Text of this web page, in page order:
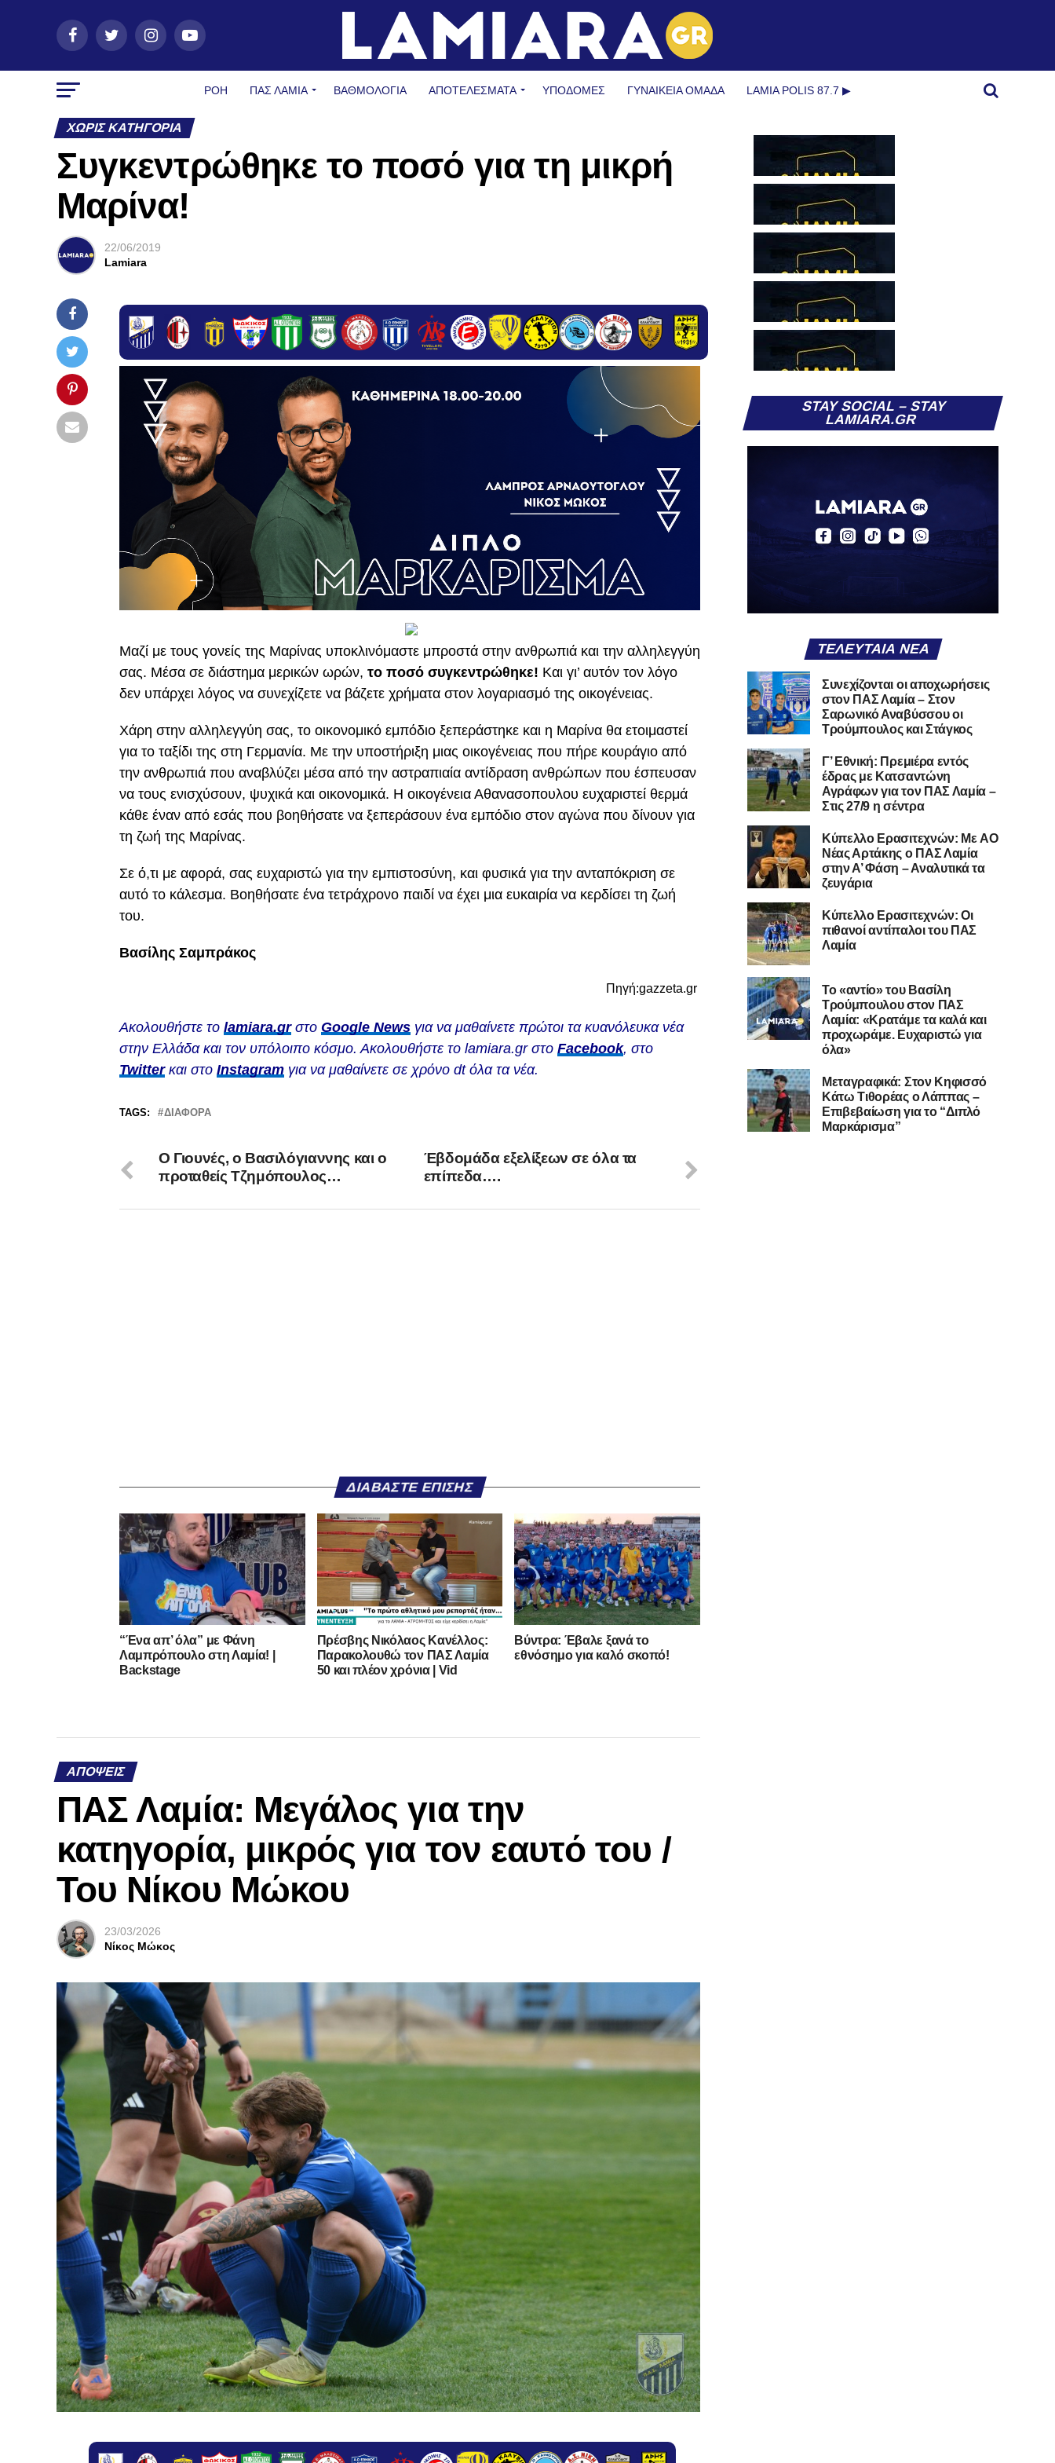
ΡΟΗ ΠΑΣ ΛΑΜΊΑ ΒΑΘΜΟΛΟΓΙΑ ΑΠΟΤΕΛΕΣΜΑΤΑ ΥΠΟΔΟΜΈΣ ΓΥΝΑΙΚΕΊΑ ΟΜΆΔΑ LAMIA POLIS 87.7 ▶︎
ΧΩΡΊΣ ΚΑΤΗΓΟΡΊΑ
Συγκεντρώθηκε το ποσό για τη μικρή
Μαρίνα!
22/06/2019
Lamiara
Μαζί με τους γονείς της Μαρίνας υποκλινόμαστε μπροστά στην ανθρωπιά και την αλληλεγγύη
σας. Μέσα σε διάστημα μερικών ωρών, το ποσό συγκεντρώθηκε! Και γι’ αυτόν τον λόγο
δεν υπάρχει λόγος να συνεχίζετε να βάζετε χρήματα στον λογαριασμό της οικογένειας.
Χάρη στην αλληλεγγύη σας, το οικονομικό εμπόδιο ξεπεράστηκε και η Μαρίνα θα ετοιμαστεί
για το ταξίδι της στη Γερμανία. Με την υποστήριξη μιας οικογένειας που πήρε κουράγιο από
την ανθρωπιά που αναβλύζει μέσα από την αστραπιαία αντίδραση ανθρώπων που έσπευσαν
να τους ενισχύσουν, ψυχικά και οικονομικά. Η οικογένεια Αθανασοπουλου ευχαριστεί θερμά
κάθε έναν από εσάς που βοηθήσατε να ξεπεράσουν ένα εμπόδιο στον αγώνα που δίνουν για
τη ζωή της Μαρίνας.
Σε ό,τι με αφορά, σας ευχαριστώ για την εμπιστοσύνη, και φυσικά για την ανταπόκριση σε
αυτό το κάλεσμα. Βοηθήσατε ένα τετράχρονο παιδί να έχει μια ευκαιρία να κερδίσει τη ζωή
του.
Βασίλης Σαμπράκος
Πηγή:gazzeta.gr
Ακολουθήστε το lamiara.grστο Google News για να μαθαίνετε πρώτοι τα κυανόλευκα νέα
στην Ελλάδα και τον υπόλοιπο κόσμο. Ακολουθήστε το lamiara.gr στο Facebook, στο
Twitterκαι στο Instagram για να μαθαίνετε σε χρόνο dt όλα τα νέα.
TAGS: ΔΙΆΦΟΡΑ
Έβδομάδα εξελίξεων σε όλα τα
επίπεδα….
O Γιουνές, ο Βασιλόγιαννης και ο
προταθείς Τζημόπουλος…
ΔΙΑΒΆΣΤΕ ΕΠΊΣΗΣ
“Ένα απ’ όλα” με Φάνη
Λαμπρόπουλο στη Λαμία! |
Backstage
Πρέσβης Νικόλαος Κανέλλος:
Παρακολουθώ τον ΠΑΣ Λαμία
50 και πλέον χρόνια | Vid
Βύντρα: Έβαλε ξανά το
εθνόσημο για καλό σκοπό!
ΑΠΌΨΕΙΣ
ΠΑΣ Λαμία: Μεγάλος για την
κατηγορία, μικρός για τον εαυτό του /
Του Νίκου Μώκου
23/03/2026
Νίκος Μώκος
STAY SOCIAL – STAY
LAMIARA.GR
ΤΕΛΕΥΤΑΊΑ ΝΈΑ
Συνεχίζονται οι αποχωρήσεις
στον ΠΑΣ Λαμία – Στον
Σαρωνικό Αναβύσσου οι
Τρούμπουλος και Στάγκος
Γ’ Εθνική: Πρεμιέρα εντός
έδρας με Κατσαντώνη
Αγράφων για τον ΠΑΣ Λαμία –
Στις 27/9 η σέντρα
Kύπελλο Ερασιτεχνών: Με AO
Nέας Αρτάκης ο ΠΑΣ Λαμία
στην Α’ Φάση – Αναλυτικά τα
ζευγάρια
Κύπελλο Ερασιτεχνών: Οι
πιθανοί αντίπαλοι του ΠΑΣ
Λαμία
Το «αντίο» του Βασίλη
Τρούμπουλου στον ΠΑΣ
Λαμία: «Κρατάμε τα καλά και
προχωράμε. Ευχαριστώ για
όλα»
Μεταγραφικά: Στον Κηφισσό
Κάτω Τιθορέας ο Λάππας –
Επιβεβαίωση για το “Διπλό
Μαρκάρισμα”